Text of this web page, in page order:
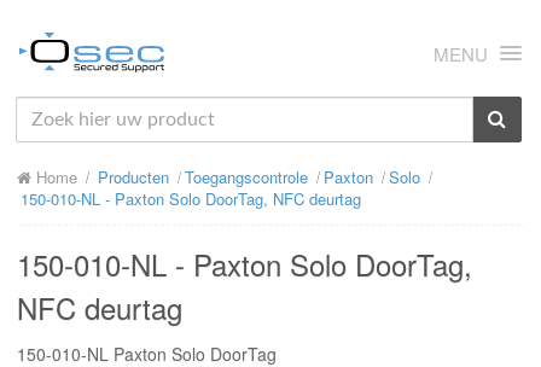
MENU
HOME
OVER ONS
Home Producten Toegangscontrole Paxton
Solo
150-010-NL - Paxton Solo DoorTag, NFC deurtag
150-010-NL - Paxton Solo DoorTag,
NFC deurtag
150-010-NL Paxton Solo DoorTag